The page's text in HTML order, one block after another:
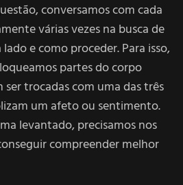
conversamos com cada
várias vezes na busca de
e como proceder. Para isso,
partes do corpo
ser trocadas com uma das três
um afeto ou sentimento.
levantado, precisamos nos
compreender melhor